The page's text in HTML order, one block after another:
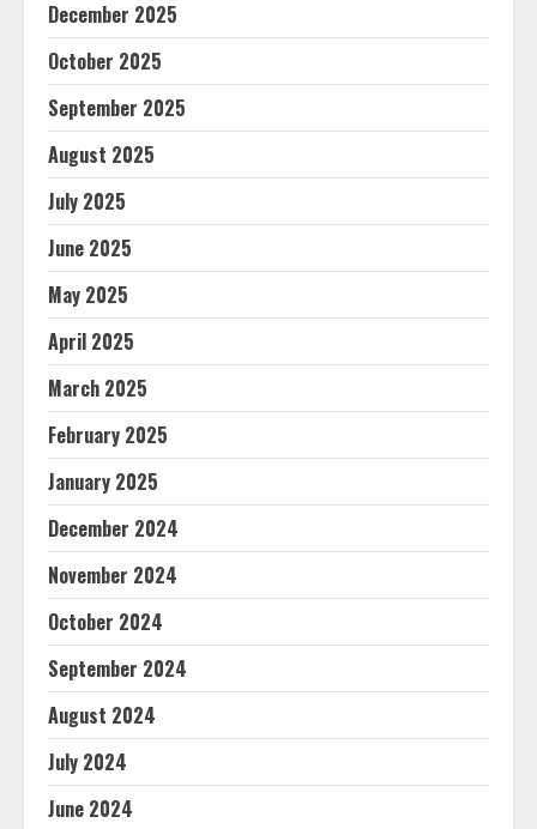
December 2025
October 2025
September 2025
August 2025
July 2025
June 2025
May 2025
April 2025
March 2025
February 2025
January 2025
December 2024
November 2024
October 2024
September 2024
August 2024
July 2024
June 2024